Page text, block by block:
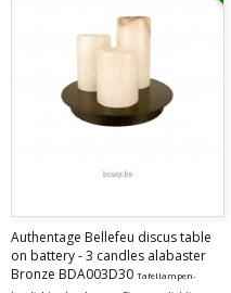
Authentage Bellefeu discus table
on battery - 3 candles alabaster
Bronze BDA003D30 Tafellampen-